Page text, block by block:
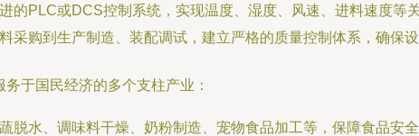
进的PLC或DCS控制系统，实现温度、湿度、风速、进料速度等
料采购到生产制造、装配调试，建立严格的质量控制体系，确保
于国民经济的多个支柱产业：
蔬脱水、调味料干燥、奶粉制造、宠物食品加工等，保障食品安全